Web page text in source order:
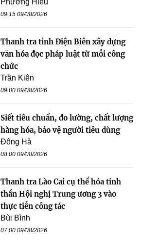
Phương Hiếu
09:15 09/08/2026
Thanh tra tỉnh Điện Biên xây dựng
văn hóa đọc pháp luật từ mỗi công
chức
Trần Kiên
09:00 09/08/2026
Siết tiêu chuẩn, đo lường, chất lượng
hàng hóa, bảo vệ người tiêu dùng
Đông Hà
08:00 09/08/2026
Thanh tra Lào Cai cụ thể hóa tinh
thần Hội nghị Trung ương 3 vào
thực tiễn công tác
Bùi Bình
07:00 09/08/2026